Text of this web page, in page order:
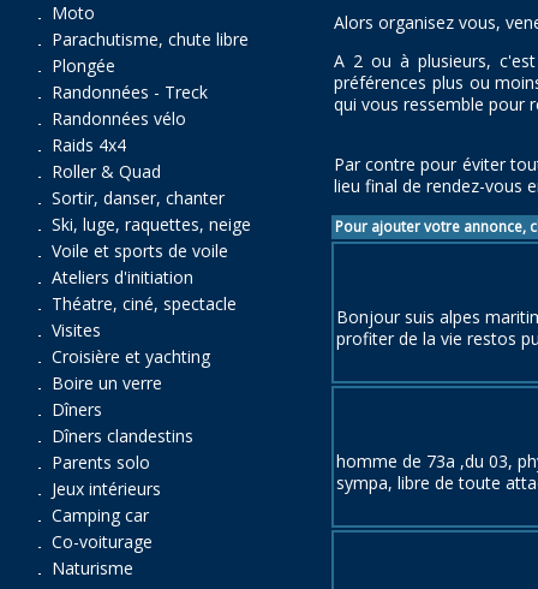
Moto
Parachutisme, chute libre
Plongée
Randonnées - Treck
Randonnées vélo
Raids 4x4
Roller & Quad
Sortir, danser, chanter
Ski, luge, raquettes, neige
Voile et sports de voile
Ateliers d'initiation
Théatre, ciné, spectacle
Visites
Croisière et yachting
Boire un verre
Dîners
Dîners clandestins
Parents solo
Jeux intérieurs
Camping car
Co-voiturage
Naturisme
Alors organisez vous,
A 2 ou à plusieurs,
préférences plus ou
qui vous ressemble pour
Par contre pour éviter
lieu final de rendez-vous
Pour ajouter votre annonce,
Bonjour suis alpes
profiter de la vie restos
homme de 73a ,du 03,
sympa, libre de toute